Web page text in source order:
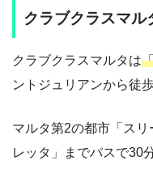
クラブクラスマル
クラブクラスマルタは
ントジュリアンから徒
マルタ第2の都市「ス
レッタ」までバスで30